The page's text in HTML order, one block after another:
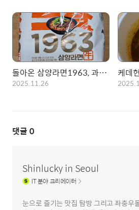
돌아온 삼양라면1963, 과연? 흥할것인가?!
2025.11.26
댓글 0
Shinlucky in Seoul
IT분야 크리에이터
눈으로 즐기는 맛집 탐방 그리고 좌충우